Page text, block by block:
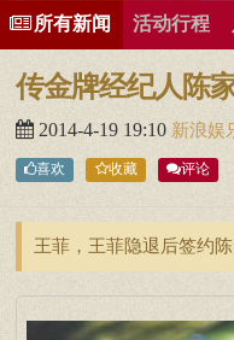
所有新闻 活动行程
传金牌经纪人陈
2014-4-19 19:10 新浪娱
喜欢 收藏 评论
王菲，王菲隐退后签约陈